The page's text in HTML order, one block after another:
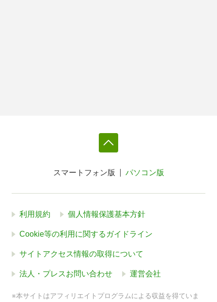
スマートフォン版 パソコン版
利用規約 個人情報保護基本方針
Cookie等の利用に関するガイドライン
サイトアクセス情報の取得について
法人・プレスお問い合わせ 運営会社
※本サイトはアフィリエイトプログラムによる収益を得ていま